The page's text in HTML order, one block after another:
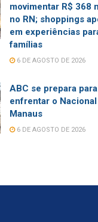
movimentar R$ 368
no RN; shoppings
em experiências
famílias
6 DE AGOSTO DE 2026
ABC se prepara para
enfrentar o
Manaus
6 DE AGOSTO DE 2026